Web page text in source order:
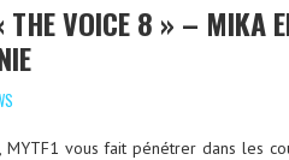
VOICE 8 » – MIKA
MYTF1 vous fait pénétrer dans les